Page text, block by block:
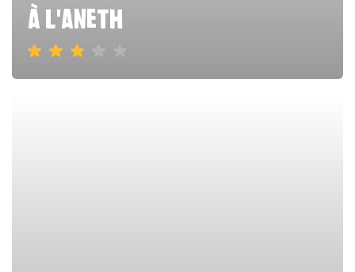
à l'aneth